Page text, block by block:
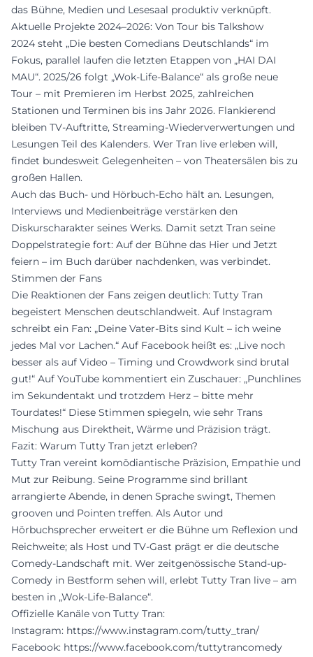
das Bühne, Medien und Lesesaal produktiv verknüpft.
Aktuelle Projekte 2024–2026: Von Tour bis Talkshow
2024 steht „Die besten Comedians Deutschlands“ im
Fokus, parallel laufen die letzten Etappen von „HAI DAI
MAU“. 2025/26 folgt „Wok-Life-Balance“ als große neue
Tour – mit Premieren im Herbst 2025, zahlreichen
Stationen und Terminen bis ins Jahr 2026. Flankierend
bleiben TV-Auftritte, Streaming-Wiederverwertungen und
Lesungen Teil des Kalenders. Wer Tran live erleben will,
findet bundesweit Gelegenheiten – von Theatersälen bis zu
großen Hallen.
Auch das Buch- und Hörbuch-Echo hält an. Lesungen,
Interviews und Medienbeiträge verstärken den
Diskurscharakter seines Werks. Damit setzt Tran seine
Doppelstrategie fort: Auf der Bühne das Hier und Jetzt
feiern – im Buch darüber nachdenken, was verbindet.
Stimmen der Fans
Die Reaktionen der Fans zeigen deutlich: Tutty Tran
begeistert Menschen deutschlandweit. Auf Instagram
schreibt ein Fan: „Deine Vater-Bits sind Kult – ich weine
jedes Mal vor Lachen.“ Auf Facebook heißt es: „Live noch
besser als auf Video – Timing und Crowdwork sind brutal
gut!“ Auf YouTube kommentiert ein Zuschauer: „Punchlines
im Sekundentakt und trotzdem Herz – bitte mehr
Tourdates!“ Diese Stimmen spiegeln, wie sehr Trans
Mischung aus Direktheit, Wärme und Präzision trägt.
Fazit: Warum Tutty Tran jetzt erleben?
Tutty Tran vereint komödiantische Präzision, Empathie und
Mut zur Reibung. Seine Programme sind brillant
arrangierte Abende, in denen Sprache swingt, Themen
grooven und Pointen treffen. Als Autor und
Hörbuchsprecher erweitert er die Bühne um Reflexion und
Reichweite; als Host und TV-Gast prägt er die deutsche
Comedy-Landschaft mit. Wer zeitgenössische Stand-up-
Comedy in Bestform sehen will, erlebt Tutty Tran live – am
besten in „Wok-Life-Balance“.
Offizielle Kanäle von Tutty Tran:
Instagram: https://www.instagram.com/tutty_tran/
Facebook: https://www.facebook.com/tuttytrancomedy